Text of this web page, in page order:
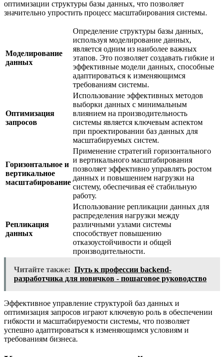
оптимизации структуры базы данных, что позволяет
значительно упростить процесс масштабирования системы.
Моделирование
данных
Определение структуры базы данных,
используя моделирование данных,
является одним из наиболее важных
этапов. Это позволяет создавать гибкие и
эффективные модели данных, способные
адаптироваться к изменяющимся
требованиям системы.
Оптимизация
запросов
Использование эффективных методов
выборки данных с минимальным
влиянием на производительность
системы является ключевым аспектом
при проектировании баз данных для
масштабируемых систем.
Горизонтальное и
вертикальное
масштабирование
Применение стратегий горизонтального
и вертикального масштабирования
позволяет эффективно управлять ростом
данных и повышением нагрузки на
систему, обеспечивая её стабильную
работу.
Репликация
данных
Использование репликации данных для
распределения нагрузки между
различными узлами системы
способствует повышению
отказоустойчивости и общей
производительности.
Читайте также: Путь к профессии backend-
разработчика для новичков - пошаговое руководство
Эффективное управление структурой баз данных и
оптимизация запросов играют ключевую роль в обеспечении
гибкости и масштабируемости системы, что позволяет
успешно адаптироваться к изменяющимся условиям и
требованиям бизнеса.